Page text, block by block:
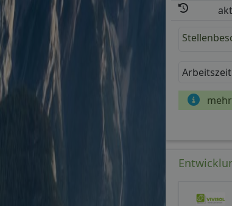
Arbeitszeit